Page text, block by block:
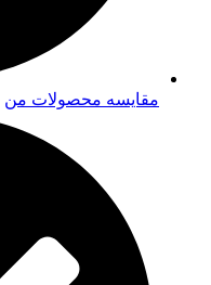
مقایسه محصولات من